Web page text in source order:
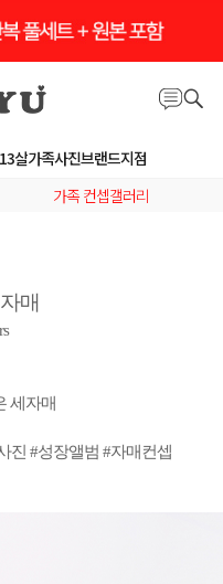
살가족사진브랜드지점
가족 컨셉갤러리
매
세자매
진 #성장앨범 #자매컨셉